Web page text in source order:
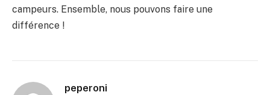
campeurs. Ensemble, nous pouvons faire une
différence !
peperoni